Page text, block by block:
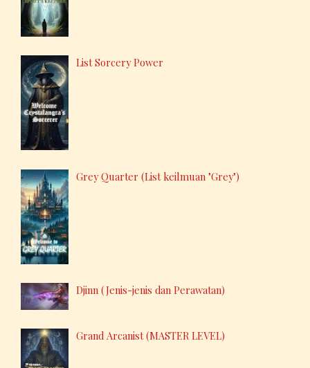
List Sorcery Power
Grey Quarter (List keilmuan "Grey")
Djinn (Jenis-jenis dan Perawatan)
Grand Arcanist (MASTER LEVEL)